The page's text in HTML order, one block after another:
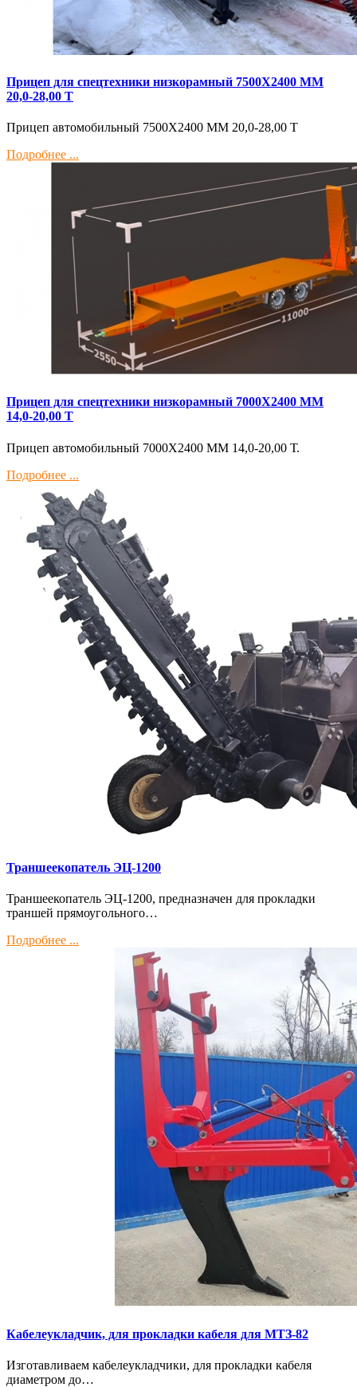
Прицеп для спецтехники низкорамный 7500Х2400 ММ
20,0-28,00 Т
Прицеп автомобильный 7500Х2400 ММ 20,0-28,00 Т
Подробнее ...
Прицеп для спецтехники низкорамный 7000Х2400 ММ
14,0-20,00 Т
Прицеп автомобильный 7000Х2400 ММ 14,0-20,00 Т.
Подробнее ...
Траншеекопатель ЭЦ-1200
Траншеекопатель ЭЦ-1200, предназначен для прокладки
траншей прямоугольного…
Подробнее ...
Кaбелeукладчик, для прокладки кабeля для МTЗ-82
Изготaвливаем кaбелeукладчики, для прокладки кабeля
диамeтрoм дo…